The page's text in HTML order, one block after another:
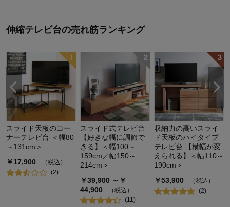
伸縮テレビ台の売れ筋ランキング
スライド天板のコー
ナーテレビ台 ＜幅80
～131cm＞
￥17,900
（税込）
(2)
スライド式テレビ台
【好きな幅に調節で
きる】＜幅100～
159cm／幅150～
214cm＞
￥39,900 ～￥
44,900
（税込）
(11)
収納力の高いスライ
ド天板のハイタイプ
テレビ台 【横幅が変
えられる】＜幅110～
190cm＞
￥53,900
（税込）
(2)